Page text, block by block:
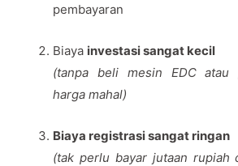
pembayaran
Biaya investasi sangat kecil
(tanpa beli mesin EDC atau
harga mahal)
Biaya registrasi sangat ringan
(tak perlu bayar jutaan rupiah